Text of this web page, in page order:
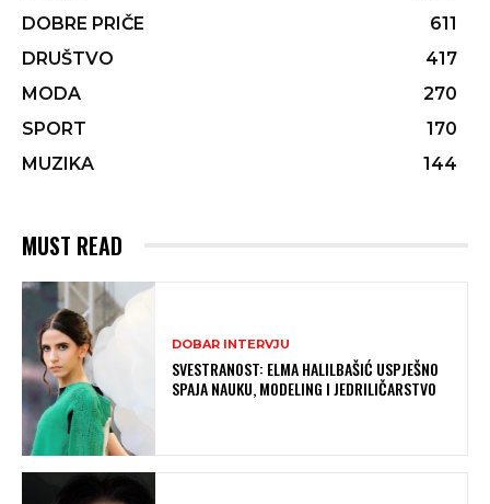
DOBRE PRIČE
611
DRUŠTVO
417
MODA
270
SPORT
170
MUZIKA
144
MUST READ
DOBAR INTERVJU
SVESTRANOST: ELMA HALILBAŠIĆ USPJEŠNO
SPAJA NAUKU, MODELING I JEDRILIČARSTVO